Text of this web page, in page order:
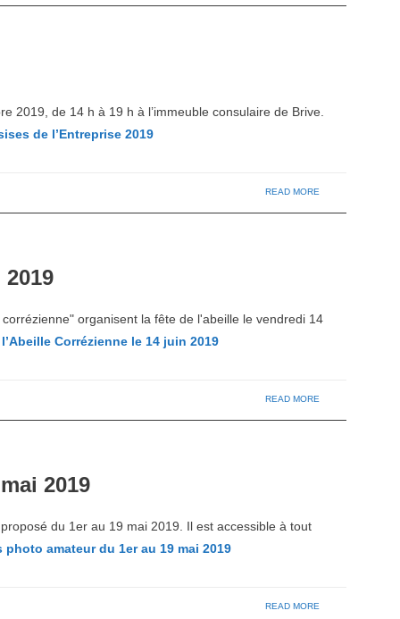
2019, de 14 h à 19 h à l’immeuble consulaire de Brive.
de l’Entreprise 2019
READ MORE
organisent la fête de l'abeille le vendredi 14
Corrézienne le 14 juin 2019
READ MORE
2019
du 1er au 19 mai 2019. Il est accessible à tout
amateur du 1er au 19 mai 2019
READ MORE